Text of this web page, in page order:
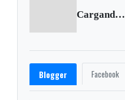
Cargando anterior...
Blogger Facebook